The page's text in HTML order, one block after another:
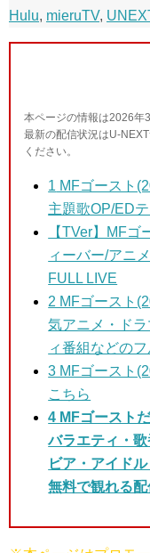
Hulu, mieruTV,
本ページの情報は2026年
最新の配信状況はU-
ください。
1 MFゴースト
主題歌OP/ED
【TVer】MF
ィーバー/アニ
FULL LIVE
2 MFゴースト
気アニメ・ド
ィ番組などの
3 MFゴースト
こちら
4 MFゴースト
バラエティ・
ビア・アイド
無料で観れる